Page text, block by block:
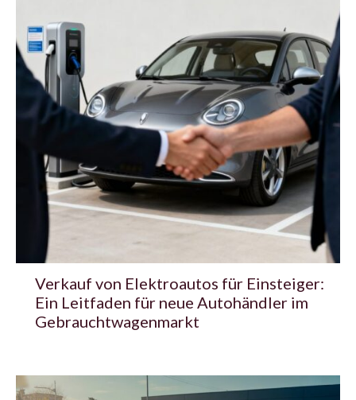
Verkauf von Elektroautos für Einsteiger:
Ein Leitfaden für neue Autohändler im
Gebrauchtwagenmarkt